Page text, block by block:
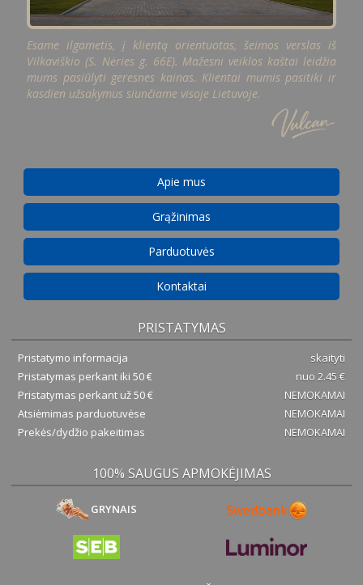
Esame ilgametis, į klientą orientuotas, šeimos verslas iš
Vilkaviškio (S. Nėries g. 66E). Mažesni veiklos kaštai leidžia
mums pasiūlyti geresnes kainas. Klientai mumis pasitiki ir
kasdien užsakymus siunčiame visoje Lietuvoje.
Apie mus
Grąžinimas
Parduotuvės
Kontaktai
PRISTATYMAS
Pristatymo informacija
skaityti
Pristatymas perkant iki 50 €
nuo 2.45 €
Pristatymas perkant už 50 €
NEMOKAMAI
Atsiėmimas parduotuvėse
NEMOKAMAI
Prekės/dydžio pakeitimas
NEMOKAMAI
100% SAUGUS APMOKĖJIMAS
GRYNAIS